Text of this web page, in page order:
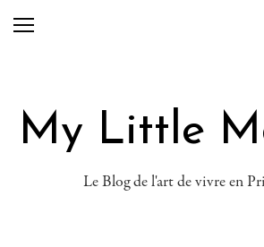
My Little
Le Blog de l'art de vivre en